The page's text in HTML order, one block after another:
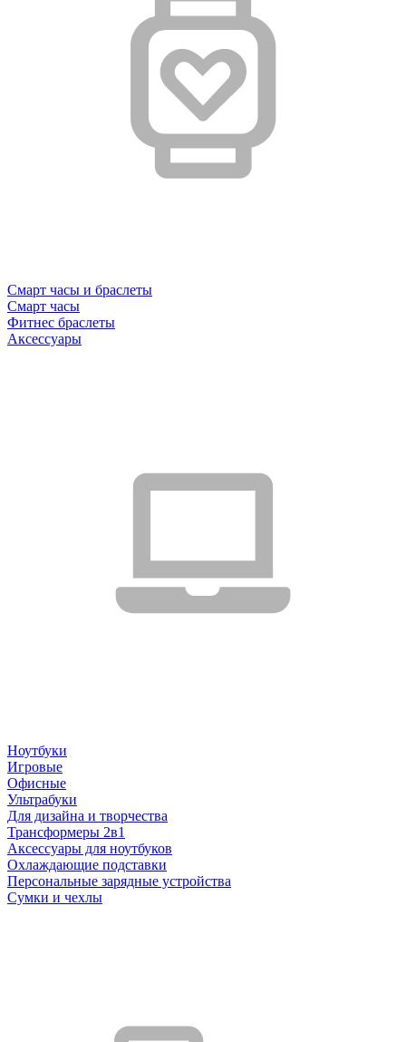
Смарт часы и браслеты
Смарт часы
Фитнес браслеты
Аксессуары
Ноутбуки
Игровые
Офисные
Ультрабуки
Для дизайна и творчества
Трансформеры 2в1
Аксессуары для ноутбуков
Охлаждающие подставки
Персональные зарядные устройства
Сумки и чехлы